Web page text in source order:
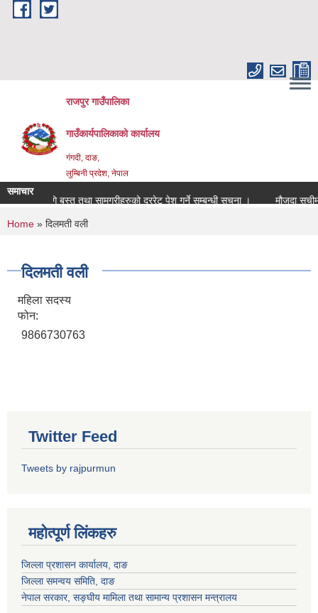
Skip to main content
राजपुर गाउँपालिका
गाउँकार्यपालिकाको कार्यालय
गंगदी, दाङ,
लुम्बिनी प्रदेश, नेपाल
समाचार
को लागि बस्तु तथा सामग्रीहरुको दररेट पेश गर्ने सम्बन्धी सूचना ।
मौजुदा
You are here
Home » दिलमती वली
दिलमती वली
महिला सदस्य
फोन:
9866730763
Twitter Feed
Tweets by rajpurmun
महोत्पूर्ण लिंकहरु
जिल्ला प्रशासन कार्यालय, दाङ
जिल्ला समन्वय समिति, दाङ
नेपाल सरकार, सङ्घीय मामिला तथा सामान्य प्रशासन मन्त्रालय